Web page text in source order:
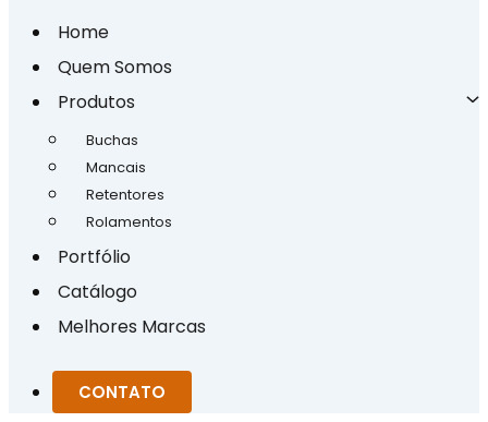
Home
Quem Somos
Produtos
Buchas
Mancais
Retentores
Rolamentos
Portfólio
Catálogo
Melhores Marcas
CONTATO